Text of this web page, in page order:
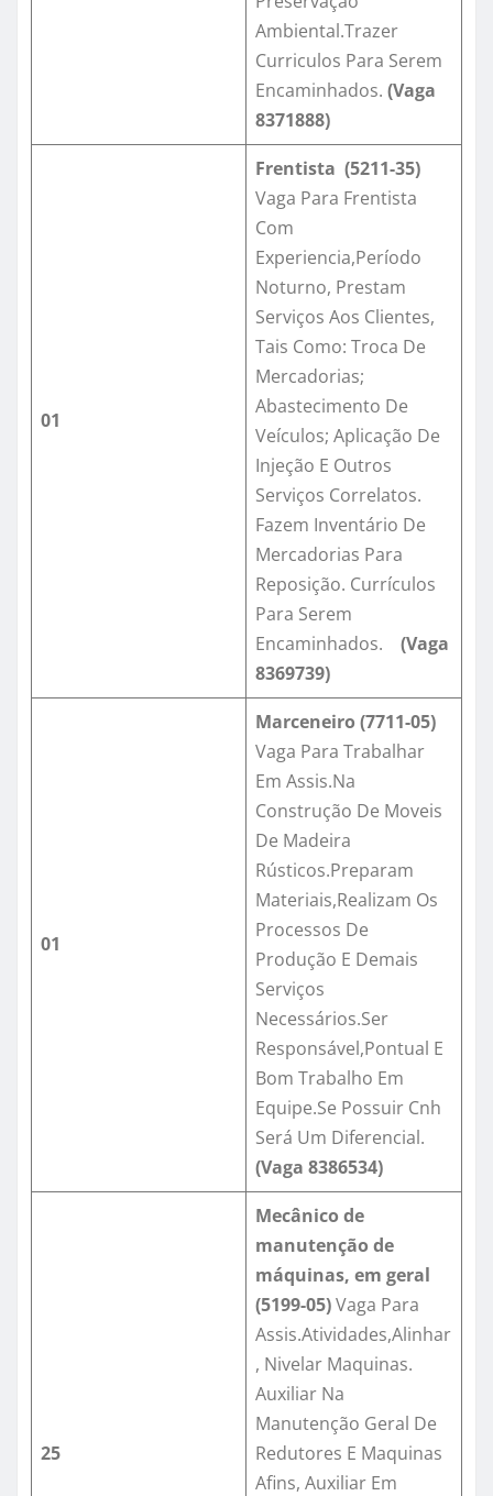
Ambiental.Trazer
Curriculos Para Serem
Encaminhados. (Vaga
8371888)
01
Frentista (5211-35)
Vaga Para Frentista
Com
Experiencia,Período
Noturno, Prestam
Serviços Aos Clientes,
Tais Como: Troca De
Mercadorias;
Abastecimento De
Veículos; Aplicação De
Injeção E Outros
Serviços Correlatos.
Fazem Inventário De
Mercadorias Para
Reposição. Currículos
Para Serem
Encaminhados.
(Vaga
8369739)
01
Marceneiro (7711-05)
Vaga Para Trabalhar
Em Assis.Na
Construção De Moveis
De Madeira
Rústicos.Preparam
Materiais,Realizam Os
Processos De
Produção E Demais
Serviços
Necessários.Ser
Responsável,Pontual E
Bom Trabalho Em
Equipe.Se Possuir Cnh
Será Um Diferencial.
(Vaga 8386534)
25
Mecânico de
manutenção de
máquinas, em geral
(5199-05)Vaga Para
Assis.Atividades,Alinhar
, Nivelar Maquinas.
Auxiliar Na
Manutenção Geral De
Redutores E Maquinas
Afins, Auxiliar Em